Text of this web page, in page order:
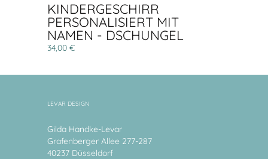
KINDERGESCHIRR
PERSONALISIERT MIT
NAMEN - DSCHUNGEL
34,00 €
LEVAR DESIGN
Gilda Handke-Levar
Grafenberger Allee 277-287
40237 Düsseldorf